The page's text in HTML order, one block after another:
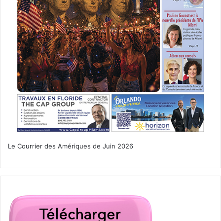
les médias comme un kiosque à journaux : il vous montre
ce qu’il a en stock et vous pouvez sortir de Google aussi
facilement que d’un kiosque afin d’aller lire votre média
ailleurs. C’est certainement possible d’améliorer le
système, mais on ne voit pas trop de problème à cette
organisation.
Facebook pose un autre problème qui nous semble bien
plus important. Quand vous lisez un article ou une vidéo
dans Facebook… vous êtes DANS Facebook. Vous n’êtes
pas dans le média en question. Une fois terminé l’article
vous pouvez continuer à errer dans Facebook, avec les
l’a été à l’intérieur de Facebook. Et pas dans le média.
immédiat de l’utilisateur de Facebook. Mais c’est
nettement moins bien pour la rémunération du média et
Le Courrier des Amériques de Juin 2026